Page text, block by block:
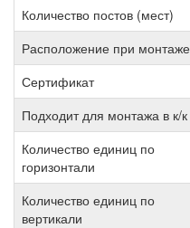
Количество постов (мест)
Расположение при монтаже
Сертификат
Подходит для монтажа в к/к
Количество единиц по
горизонтали
Количество единиц по
вертикали